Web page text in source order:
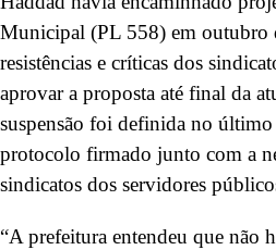
Municipal (PL 558) em outubro
resistências e críticas dos
aprovar a proposta até final da
suspensão foi definida no
protocolo firmado junto com a
sindicatos dos servidores
“A prefeitura entendeu que não